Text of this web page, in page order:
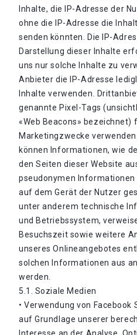
Inhalte, die IP-Adresse der
ohne die IP-Adresse die
senden könnten. Die IP-
Darstellung dieser Inhalte
uns nur solche Inhalte zu
Anbieter die IP-Adresse
Inhalte verwenden.
genannte Pixel-Tags
«Web Beacons»
Marketingzwecke
können Informationen, wie
den Seiten dieser Website
pseudonymen Informationen
auf dem Gerät der Nutzer
unter anderem technische
und Betriebssystem,
Besuchszeit sowie weitere
unseres Onlineangebotes
solchen Informationen aus
werden.
5.1. Soziale Medien
• Verwendung von Facebook
auf Grundlage unserer